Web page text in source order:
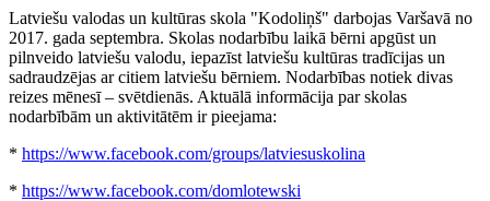
Latviešu valodas un kultūras skola "Kodoliņš" darbojas Varšavā no
2017. gada septembra. Skolas nodarbību laikā bērni apgūst un
pilnveido latviešu valodu, iepazīst latviešu kultūras tradīcijas un
sadraudzējas ar citiem latviešu bērniem. Nodarbības notiek divas
reizes mēnesī – svētdienās. Aktuālā informācija par skolas
nodarbībām un aktivitātēm ir pieejama:
* https://www.facebook.com/groups/latviesuskolina
* https://www.facebook.com/domlotewski